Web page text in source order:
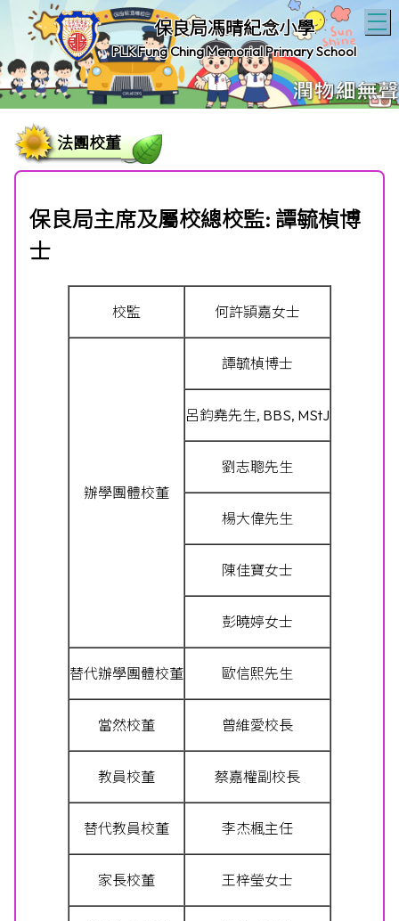
保良局馮晴紀念小學
PLK Fung Ching Memorial Primary School
法團校董
保良局主席及屬校總校監: 譚毓楨博
士
校監 何許頴嘉女士
辦學團體校董
譚毓楨博士
呂鈞堯先生, BBS, MStJ
劉志聰先生
楊大偉先生
陳佳寶女士
彭曉婷女士
替代辦學團體校董 歐信熙先生
當然校董 曾維愛校長
教員校董 蔡嘉權副校長
替代教員校董 李杰楓主任
家長校董 王梓瑩女士